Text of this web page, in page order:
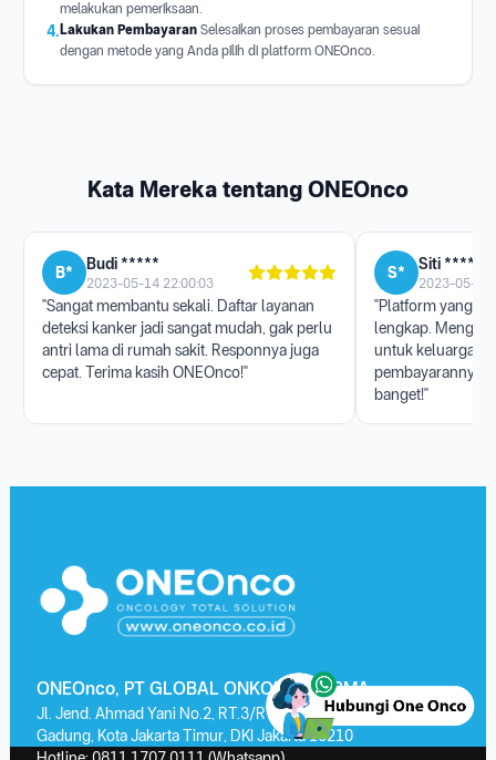
melakukan pemeriksaan.
4. Lakukan Pembayaran Selesaikan proses pembayaran sesuai
dengan metode yang Anda pilih di platform ONEOnco.
Kata Mereka tentang ONEOnco
B* Budi *****
2023-05-14 22:00:03
"Sangat membantu sekali. Daftar layanan
deteksi kanker jadi sangat mudah, gak perlu
antri lama di rumah sakit. Responnya juga
cepat. Terima kasih ONEOnco!"
S* Siti ******
2023-05-17
"Platform yang
lengkap.
untuk keluarga,
pembayarannya
banget!"
ONEOnco, PT GLOBAL ONKOLAB FARMA
Jl. Jend. Ahmad Yani No.2, RT.3/RW.13, Kayu Putih, Kec. Pulo
Gadung, Kota Jakarta Timur, DKI Jakarta 13210